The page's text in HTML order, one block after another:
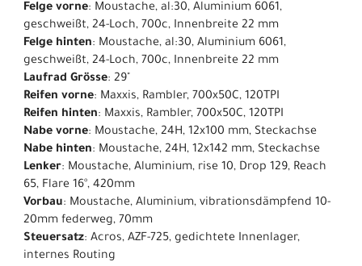
Felge vorne: Moustache, al:30, Aluminium 6061,
geschweißt, 24-Loch, 700c, Innenbreite 22 mm
Felge hinten: Moustache, al:30, Aluminium 6061,
geschweißt, 24-Loch, 700c, Innenbreite 22 mm
Laufrad Grösse: 29"
Reifen vorne: Maxxis, Rambler, 700x50C, 120TPI
Reifen hinten: Maxxis, Rambler, 700x50C, 120TPI
Nabe vorne: Moustache, 24H, 12x100 mm, Steckachse
Nabe hinten: Moustache, 24H, 12x142 mm, Steckachse
Lenker: Moustache, Aluminium, rise 10, Drop 129, Reach
65, Flare 16°, 420mm
Vorbau: Moustache, Aluminium, vibrationsdämpfend 10-
20mm federweg, 70mm
Steuersatz: Acros, AZF-725, gedichtete Innenlager,
internes Routing